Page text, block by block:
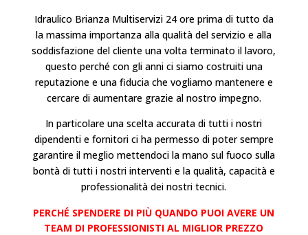
Idraulico Brianza Multiservizi 24 ore prima di tutto da
la massima importanza alla qualità del servizio e alla
soddisfazione del cliente una volta terminato il lavoro,
questo perché con gli anni ci siamo costruiti una
reputazione e una fiducia che vogliamo mantenere e
cercare di aumentare grazie al nostro impegno.
In particolare una scelta accurata di tutti i nostri
dipendenti e fornitori ci ha permesso di poter sempre
garantire il meglio mettendoci la mano sul fuoco sulla
bontà di tutti i nostri interventi e la qualità, capacità e
professionalità dei nostri tecnici.
PERCHÉ SPENDERE DI PIÙ QUANDO PUOI AVERE UN
TEAM DI PROFESSIONISTI AL MIGLIOR PREZZO